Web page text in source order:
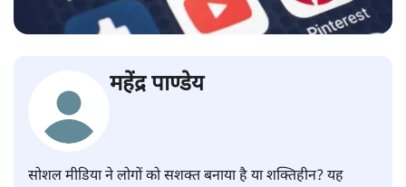
महेंद्र पाण्डेय
सोशल मीडिया ने लोगों को सशक्त बनाया है या शक्तिहीन? यह